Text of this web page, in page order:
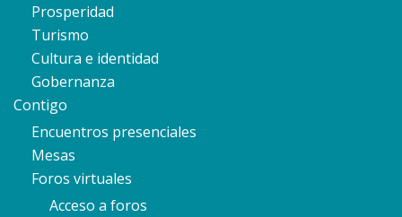
Prosperidad
Turismo
Cultura e identidad
Gobernanza
Contigo
Encuentros presenciales
Mesas
Foros virtuales
Acceso a foros